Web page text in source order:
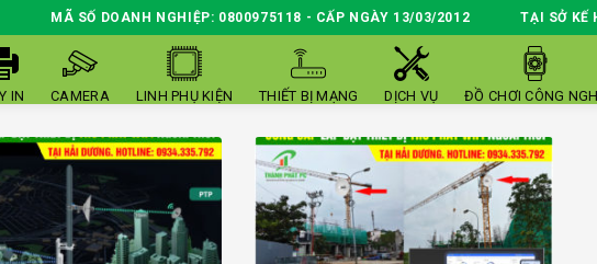
MÃ SỐ DOANH NGHIỆP: 0800975118 - CẤP NGÀY 13/03/2012 TẠI SỞ KẾ
IN CAMERA LINH PHỤ KIỆN THIẾT BỊ MẠNG DỊCH VỤ ĐỒ CHƠI CÔNG